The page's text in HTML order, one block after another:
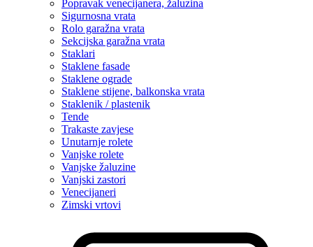
Popravak venecijanera, žaluzina
Sigurnosna vrata
Rolo garažna vrata
Sekcijska garažna vrata
Staklari
Staklene fasade
Staklene ograde
Staklene stijene, balkonska vrata
Staklenik / plastenik
Tende
Trakaste zavjese
Unutarnje rolete
Vanjske rolete
Vanjske žaluzine
Vanjski zastori
Venecijaneri
Zimski vrtovi